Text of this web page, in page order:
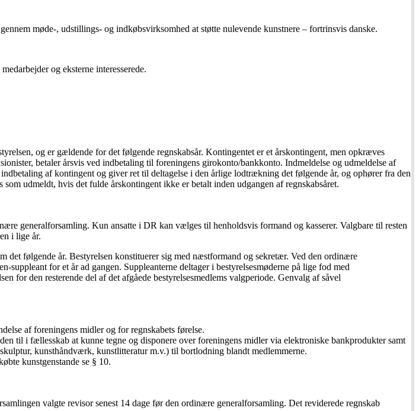
møde-, udstillings- og indkøbsvirksomhed at støtte nulevende kunstnere – fortrinsvis danske.
og eksterne interesserede.
og er gældende for det følgende regnskabsår. Kontingentet er et årskontingent, men opkræves
betaler årsvis ved indbetaling til foreningens girokonto/bankkonto. Indmeldelse og udmeldelse af
af kontingent og giver ret til deltagelse i den årlige lodtrækning det følgende år, og ophører fra den
udmeldt, hvis det fulde årskontingent ikke er betalt inden udgangen af regnskabsåret.
generalforsamling. Kun ansatte i DR kan vælges til henholdsvis formand og kasserer. Valgbare til resten
i lige år.
det følgende år. Bestyrelsen konstituerer sig med næstformand og sekretær. Ved den ordinære
for et år ad gangen. Suppleanterne deltager i bestyrelsesmøderne på lige fod med
for den resterende del af det afgåede bestyrelsesmedlems valgperiode. Genvalg af såvel
af foreningens midler og for regnskabets førelse.
til i fællesskab at kunne tegne og disponere over foreningens midler via elektroniske bankprodukter samt
kunsthåndværk, kunstlitteratur m.v.) til bortlodning blandt medlemmerne.
kunstgenstande se § 10.
valgte revisor senest 14 dage før den ordinære generalforsamling. Det reviderede regnskab